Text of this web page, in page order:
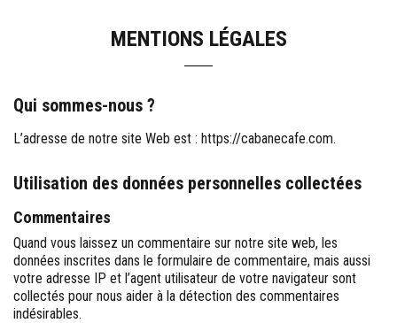
MENTIONS LÉGALES
Qui sommes-nous ?
L’adresse de notre site Web est : https://cabanecafe.com.
Utilisation des données personnelles collectées
Commentaires
Quand vous laissez un commentaire sur notre site web, les
données inscrites dans le formulaire de commentaire, mais aussi
votre adresse IP et l’agent utilisateur de votre navigateur sont
collectés pour nous aider à la détection des commentaires
indésirables.